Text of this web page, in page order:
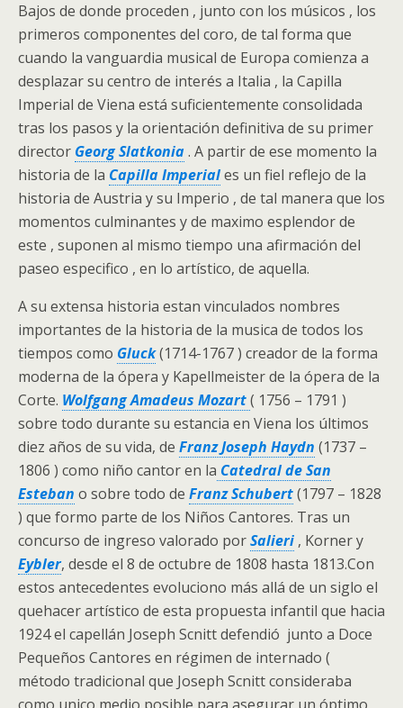
Bajos de donde proceden , junto con los músicos , los
primeros componentes del coro, de tal forma que
cuando la vanguardia musical de Europa comienza a
desplazar su centro de interés a Italia , la Capilla
Imperial de Viena está suficientemente consolidada
tras los pasos y la orientación definitiva de su primer
director Georg Slatkonia. A partir de ese momento la
historia de la Capilla Imperiales un fiel reflejo de la
historia de Austria y su Imperio , de tal manera que los
momentos culminantes y de maximo esplendor de
este , suponen al mismo tiempo una afirmación del
paseo especifico , en lo artístico, de aquella.
A su extensa historia estan vinculados nombres
importantes de la historia de la musica de todos los
tiempos como Gluck(1714-1767 ) creador de la forma
moderna de la ópera y Kapellmeister de la ópera de la
Corte. Wolfgang Amadeus Mozart( 1756 – 1791 )
sobre todo durante su estancia en Viena los últimos
diez años de su vida, de Franz Joseph Haydn (1737 –
1806 ) como niño cantor en la Catedral de San
Esteban o sobre todo de Franz Schubert(1797 – 1828
) que formo parte de los Niños Cantores. Tras un
concurso de ingreso valorado porSalieri , Korner y
Eybler, desde el 8 de octubre de 1808 hasta 1813.Con
estos antecedentes evoluciono más allá de un siglo el
quehacer artístico de esta propuesta infantil que hacia
1924 el capellán Joseph Scnitt defendió junto a Doce
Pequeños Cantores en régimen de internado (
método tradicional que Joseph Scnitt consideraba